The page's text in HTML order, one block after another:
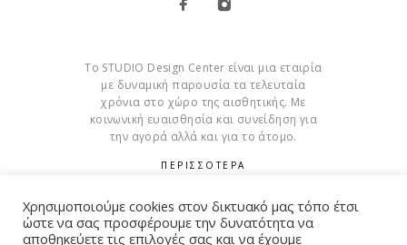
Το STUDIO Design Center είναι μια εταιρία
με δυναμική παρουσία τα τελευταία
χρόνια στο χώρο της αισθητικής. Με
κοινωνική ευαισθησία και συνείδηση για
την αγορά αλλά και για το άτομο.
ΠΕΡΙΣΣΟΤΕΡΑ
Cookies
Χρησιμοποιούμε cookies στον δικτυακό μας τόπο έτσι
ώστε να σας προσφέρουμε την δυνατότητα να
αποθηκεύετε τις επιλογές σας και να έχουμε